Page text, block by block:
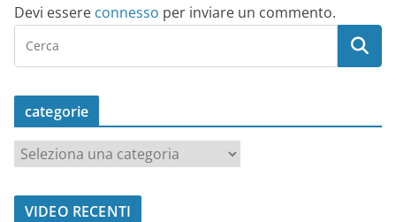
Devi essere connesso per inviare un commento.
categorie
a
t
VIDEO RECENTI